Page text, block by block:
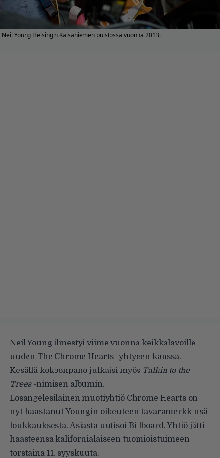
Neil Young Helsingin Kaisaniemen puistossa vuonna 2013.
Neil Young ilmestyi viime vuonna keikkalavoille
uuden The Chrome Hearts -yhtyeen kanssa.
Kesällä kokoonpano julkaisi myös Talkin to the
Trees-nimisen albumin.
Losangelesilainen muotiyhtiö Chrome Hearts on
nyt haastanut Youngin oikeuteen tavaramerkkinsä
loukkauksesta. Asiasta uutisoi Billboard. Yhtiö jätti
haasteensa kalifornialaiseen tuomioistuimeen
torstaina 11. syyskuuta.